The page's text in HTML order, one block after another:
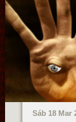
Sáb 18 Mar